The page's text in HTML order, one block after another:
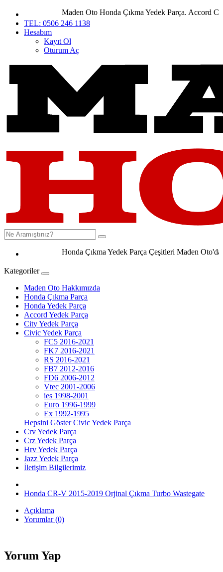
Maden Oto Honda Çıkma Yedek Parça. Accord City
TEL: 0506 246 1138
Hesabım
Kayıt Ol
Oturum Aç
Honda Çıkma Yedek Parça Çeşitleri Maden Oto'da
Kategoriler
Maden Oto Hakkımızda
Honda Çıkma Parça
Honda Yedek Parça
Accord Yedek Parça
City Yedek Parça
Civic Yedek Parça
FC5 2016-2021
FK7 2016-2021
RS 2016-2021
FB7 2012-2016
FD6 2006-2012
Vtec 2001-2006
ies 1998-2001
Euro 1996-1999
Ex 1992-1995
Hepsini Göster Civic Yedek Parça
Crv Yedek Parça
Crz Yedek Parça
Hrv Yedek Parça
Jazz Yedek Parça
İletişim Bilgilerimiz
Honda CR-V 2015-2019 Orjinal Çıkma Turbo Wastegate
Açıklama
Yorumlar (0)
Yorum Yap